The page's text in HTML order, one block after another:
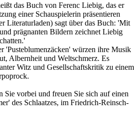
das Buch von Ferenc Liebig, das er
einer Schauspielerin präsentieren
Literaturladen) sagt über das Buch: 'Mit
prägnanten Bildern zeichnet Liebig
'Pusteblumenzäcken' würzen ihre Musik
Albernheit und Weltschmerz. Es
Witz und Gesellschaftskritik zu einem
Sie vorbei und freuen Sie sich auf einen
des Schlaatzes, im Friedrich-Reinsch-